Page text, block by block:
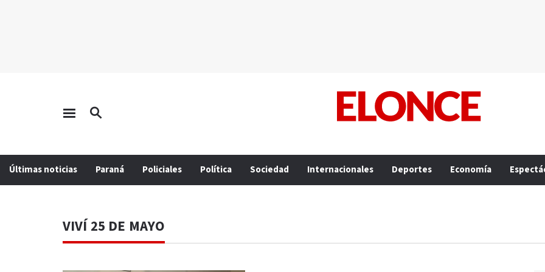
Últimas noticias Paraná Policiales Política Sociedad Internacionales Deportes Economía
VIVÍ 25 DE MAYO